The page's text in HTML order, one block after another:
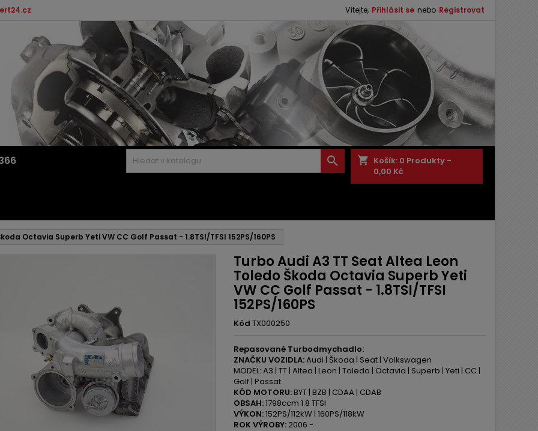
Vítejte, Přihlásit se nebo Registrovat
shopping_cart Košík: 0 Produkty -
0,00 Kč

Octavia Superb Yeti VW CC Golf Passat - 1.8TSI/TFSI 152PS/160PS
Turbo Audi A3 TT Seat Altea Leon
Toledo Škoda Octavia Superb Yeti
VW CC Golf Passat - 1.8TSI/TFSI
152PS/160PS
Kód TX000250
Repasované Turbodmychadlo:
ZNAČKU VOZIDLA:Audi | Škoda | Seat | Volkswagen
MODEL: A3 | TT | Altea | Leon | Toledo | Octavia | Superb | Yeti | CC |
Golf | Passat
KÓD MOTORU:BYT | BZB | CDAA | CDAB
OBSAH:1798ccm 1.8 TFSI
VÝKON:152PS/112kW | 160PS/118kW
ROK VÝROBY: 2006 -